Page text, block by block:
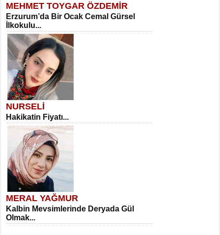
MEHMET TOYGAR ÖZDEMİR
Erzurum’da Bir Ocak Cemal Gürsel
İlkokulu...
NURSELİ
Hakikatin Fiyatı...
MERAL YAĞMUR
Kalbin Mevsimlerinde Deryada Gül
Olmak...